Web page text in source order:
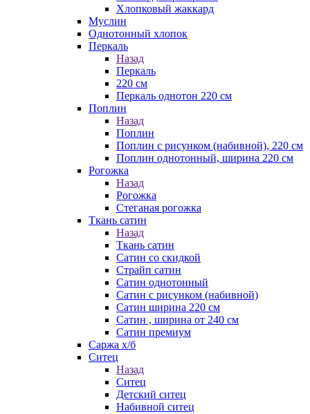
Хлопковый жаккард
Муслин
Однотонный хлопок
Перкаль
Назад
Перкаль
220 см
Перкаль однотон 220 см
Поплин
Назад
Поплин
Поплин с рисунком (набивной), 220 см
Поплин однотонный, ширина 220 см
Рогожка
Назад
Рогожка
Стеганая рогожка
Ткань сатин
Назад
Ткань сатин
Сатин со скидкой
Страйп сатин
Сатин однотонный
Сатин с рисунком (набивной)
Сатин ширина 220 см
Сатин , ширина от 240 см
Сатин премиум
Саржа х/б
Ситец
Назад
Ситец
Детский ситец
Набивной ситец